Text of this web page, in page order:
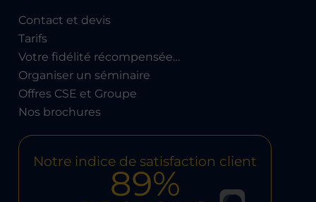
Contact et devis
Tarifs
Votre fidélité récompensée…
Organiser un séminaire
Offres CSE et Groupe
Nos brochures
Notre indice de satisfaction client
89%